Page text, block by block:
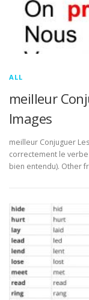
ALL
meilleur
Images
meilleur Conjuguer
correctement le
bien entendu). Other